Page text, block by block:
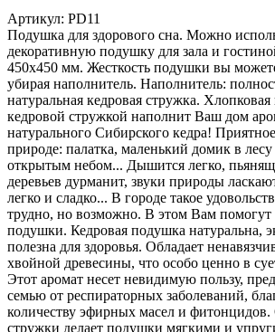
Артикул: PD11
Подушка для здорового сна. Можно
декоративную подушку для зала и
450х450 мм. Жесткость подушки вы
убирая наполнитель. Наполнитель:
натуральная кедровая стружка.
кедровой стружкой наполнит Ваш дом
натурального Сибирского кедра!
природе: палатка, маленький домик в
открытым небом... Дышится легко,
деревьев дурманит, звуки природы
легко и сладко... В городе такое
трудно, но возможно. В этом Вам
подушки. Кедровая подушка натуральна,
полезна для здоровья. Обладает
хвойной древесины, что особо ценно в
Этот аромат несет невидимую пользу,
семью от респираторных заболеваний,
количеству эфирных масел и
стружки делает подушки мягкими и